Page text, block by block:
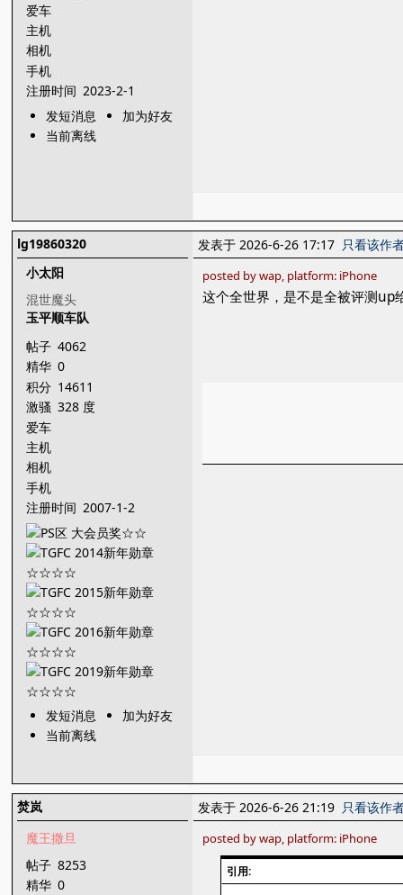
爱车
主机
相机
手机
注册时间 2023-2-1
发短消息
加为好友
当前离线
lg19860320
小太阳
混世魔头
玉平顺车队
帖子 4062
精华 0
积分 14611
激骚 328 度
爱车
主机
相机
手机
注册时间 2007-1-2
发短消息
加为好友
当前离线
发表于 2026-6-26 17:17 只看该作
posted by wap, platform: iPhone
这个全世界，是不是全被评测up
焚岚
魔王撒旦
帖子 8253
精华 0
发表于 2026-6-26 21:19 只看该作
posted by wap, platform: iPhone
引用: